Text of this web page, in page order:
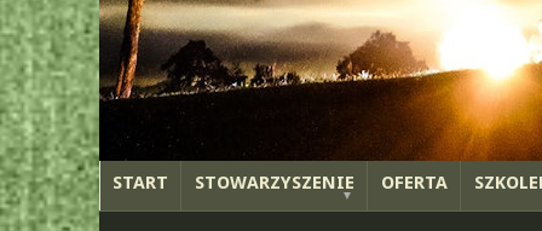
START STOWARZYSZENIE OFERTA